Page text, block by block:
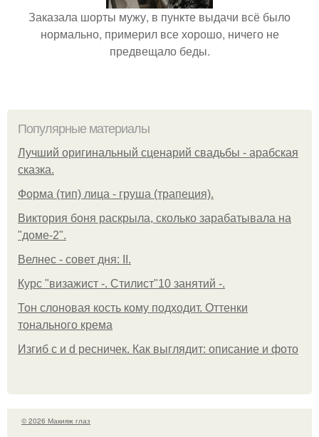
Заказала шорты мужу, в пункте выдачи всё было
нормально, примерил все хорошо, ничего не
предвещало беды.
Популярные материалы
Лучший оригинальный сценарий свадьбы - арабская
сказка.
Форма (тип) лица - груша (трапеция).
Виктория боня раскрыла, сколько зарабатывала на
"доме-2".
Велнес - совет дня: II.
Курс "визажист -. Стилист"10 занятий -.
Тон слоновая кость кому подходит. Оттенки
тонального крема
Изгиб c и d ресничек. Как выглядит: описание и фото
© 2026 Макияж глаз